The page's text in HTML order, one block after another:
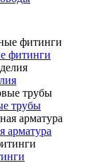
фитинги
трубы
арматура